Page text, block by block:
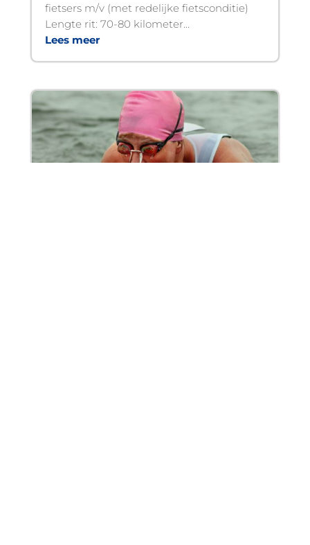
fietsers m/v (met redelijke fietsconditie)
Lengte rit: 70-80 kilometer...
Lees meer